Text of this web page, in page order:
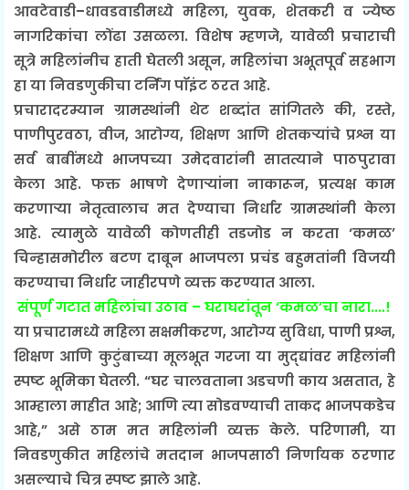
आवटेवाडी–धावडवाडीमध्ये महिला, युवक, शेतकरी व ज्येष्ठ
नागरिकांचा लोंढा उसळला. विशेष म्हणजे, यावेळी प्रचाराची
सूत्रे महिलांनीच हाती घेतली असून, महिलांचा अभूतपूर्व सहभाग
हा या निवडणुकीचा टर्निंग पॉइंट ठरत आहे.
प्रचारादरम्यान ग्रामस्थांनी थेट शब्दांत सांगितले की, रस्ते,
पाणीपुरवठा, वीज, आरोग्य, शिक्षण आणि शेतकऱ्यांचे प्रश्न या
सर्व बाबींमध्ये भाजपच्या उमेदवारांनी सातत्याने पाठपुरावा
केला आहे. फक्त भाषणे देणाऱ्यांना नाकारून, प्रत्यक्ष काम
करणाऱ्या नेतृत्वालाच मत देण्याचा निर्धार ग्रामस्थांनी केला
आहे. त्यामुळे यावेळी कोणतीही तडजोड न करता ‘कमळ’
चिन्हासमोरील बटण दाबून भाजपला प्रचंड बहुमतांनी विजयी
करण्याचा निर्धार जाहीरपणे व्यक्त करण्यात आला.
संपूर्ण गटात महिलांचा उठाव – घराघरांतून ‘कमळ’चा नारा....!
या प्रचारामध्ये महिला सक्षमीकरण, आरोग्य सुविधा, पाणी प्रश्न,
शिक्षण आणि कुटुंबाच्या मूलभूत गरजा या मुद्द्यांवर महिलांनी
स्पष्ट भूमिका घेतली. “घर चालवताना अडचणी काय असतात, हे
आम्हाला माहीत आहे; आणि त्या सोडवण्याची ताकद भाजपकडेच
आहे,” असे ठाम मत महिलांनी व्यक्त केले. परिणामी, या
निवडणुकीत महिलांचे मतदान भाजपसाठी निर्णायक ठरणार
असल्याचे चित्र स्पष्ट झाले आहे.